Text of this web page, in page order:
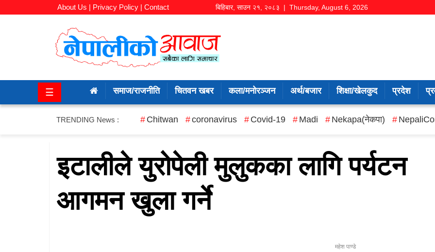
About Us | Privacy Policy | Contact बिहिबार, साउन २१, २०८३ | Thursday, August 6, 2026
राजनीति
☰ समाज/राजनीति चितवन खबर कला/मनोरञ्जन अर्थ/बजार शिक्षा/खेलकुद प्रदेश
TRENDING News : Chitwan coronavirus Covid-19 Madi Nekapa(नेकपा)
इटालीले युरोपेली मुलुकका लागि पर्यटन
आगमन खुला गर्ने
महेश पाण्डे